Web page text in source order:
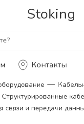
Stoking
Контакты
—
Структурированные
связи и передачи